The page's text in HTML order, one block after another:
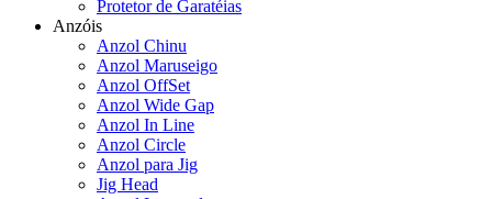
Protetor de Garatéias
Anzóis
Anzol Chinu
Anzol Maruseigo
Anzol OffSet
Anzol Wide Gap
Anzol In Line
Anzol Circle
Anzol para Jig
Jig Head